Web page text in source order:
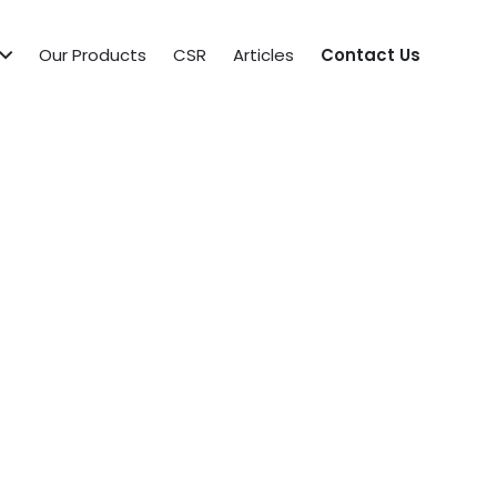
Our Products CSR Articles Contact Us